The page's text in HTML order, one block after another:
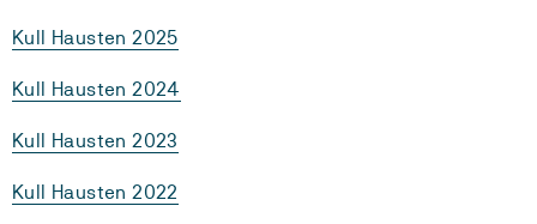
Kull Hausten 2025
Kull Hausten 2024
Kull Hausten 2023
Kull Hausten 2022